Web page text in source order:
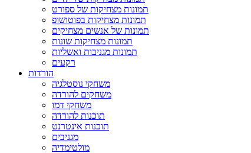
תמונות מצחיקות של ספורט
תמונות מצחיקות בפוטושופ
תמונות של אנשים מצחיקים
תמונות מצחיקות שונות
תמונות מגניבות ואשליות
רקעים
הורדות
משחקי נוסטלגיה
משחקים להורדה
משחקי דמו
תוכנות להורדה
תוכנות אינטרנט
מגניבים
מולטימדיה